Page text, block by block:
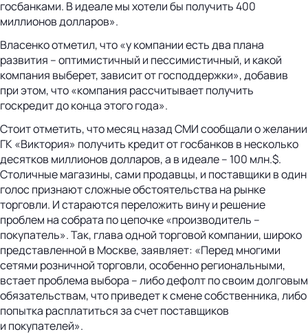
госбанками. В идеале мы хотели бы получить 400
миллионов долларов».
Власенко отметил, что «у компании есть два плана
развития – оптимистичный и пессимистичный, и какой
компания выберет, зависит от господдержки», добавив
при этом, что «компания рассчитывает получить
госкредит до конца этого года».
Стоит отметить, что месяц назад СМИ сообщали о желании
ГК «Виктория» получить кредит от госбанков в несколько
десятков миллионов долларов, а в идеале – 100 млн.$.
Столичные магазины, сами продавцы, и поставщики в один
голос признают сложные обстоятельства на рынке
торговли. И стараются переложить вину и решение
проблем на собрата по цепочке «производитель –
покупатель». Так, глава одной торговой компании, широко
представленной в Москве, заявляет: «Перед многими
сетями розничной торговли, особенно региональными,
встает проблема выбора – либо дефолт по своим долговым
обязательствам, что приведет к смене собственника, либо
попытка расплатиться за счет поставщиков
и покупателей».